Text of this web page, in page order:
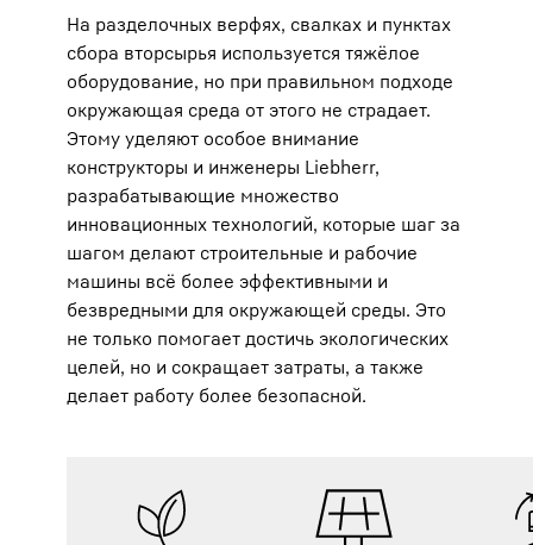
На разделочных верфях, свалках и пунктах
сбора вторсырья используется тяжёлое
оборудование, но при правильном подходе
окружающая среда от этого не страдает.
Этому уделяют особое внимание
конструкторы и инженеры Liebherr,
разрабатывающие множество
инновационных технологий, которые шаг за
шагом делают строительные и рабочие
машины всё более эффективными и
безвредными для окружающей среды. Это
не только помогает достичь экологических
целей, но и сокращает затраты, а также
делает работу более безопасной.